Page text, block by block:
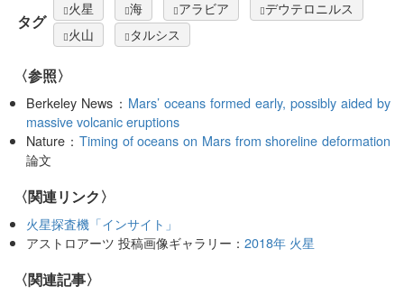
タグ
火星 海 アラビア
デウテロニルス
火山
タルシス
〈参照〉
Berkeley News： Mars’ oceans formed early, possibly aided by
massive volcanic eruptions
Nature： Timing of oceans on Mars from shoreline deformation
論文
〈関連リンク〉
火星探査機「インサイト」
アストロアーツ 投稿画像ギャラリー：2018年 火星
関連記事